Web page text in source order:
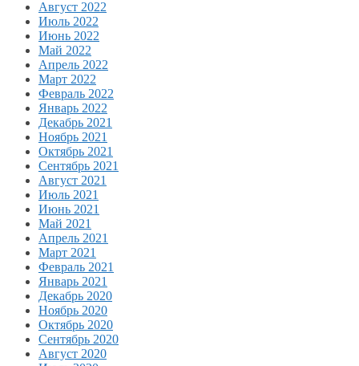
Август 2022
Июль 2022
Июнь 2022
Май 2022
Апрель 2022
Март 2022
Февраль 2022
Январь 2022
Декабрь 2021
Ноябрь 2021
Октябрь 2021
Сентябрь 2021
Август 2021
Июль 2021
Июнь 2021
Май 2021
Апрель 2021
Март 2021
Февраль 2021
Январь 2021
Декабрь 2020
Ноябрь 2020
Октябрь 2020
Сентябрь 2020
Август 2020